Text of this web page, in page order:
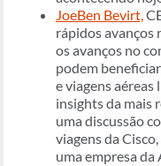
JoeBen Bevirt,
rápidos avanços
os avanços no
podem
e viagens
insights da mais
uma discussão
viagens da
uma empresa